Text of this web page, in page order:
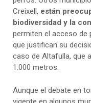
Creixell, están
biodiversidad y la
permiten el acceso de
que justifican su
caso de Altafulla, que
1.000 metros.
Aunque el debate en